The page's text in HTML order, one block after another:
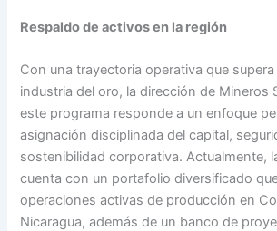
Respaldo de activos en la región
Con una trayectoria operativa que
industria del oro, la dirección de Mineros
este programa responde a un enfoque
asignación disciplinada del capital,
sostenibilidad corporativa. Actualmente,
cuenta con un portafolio diversificado
operaciones activas de producción en
Nicaragua, además de un banco de